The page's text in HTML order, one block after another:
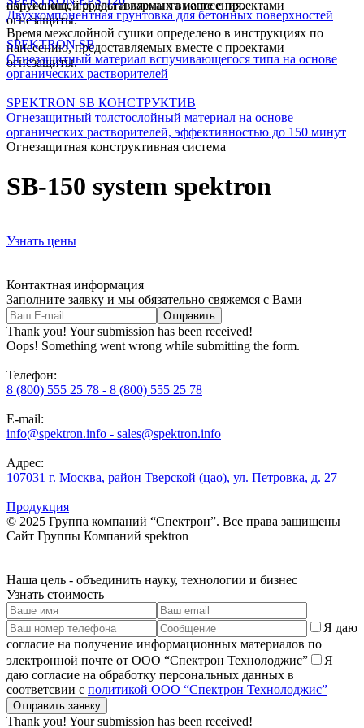
нанесению, предоставляемых вместе с проектами
огнезащиты.
окружающей среды и варианта нанесения.
Время межслойной сушки определено в инструкциях по
нанесению, предоставляемых вместе с проектами
огнезащиты.
Двухкомпонентная грунтовка для бетонных поверхностей
SPEKTRON SB
Огнезащитный материал вспучивающегося типа на основе
органических растворителей
SPEKTRON SB КОНСТРУКТИВ
Огнезащитный толстослойный материал на основе
органических растворителей, эффективностью до 150 минут
Огнезащитная конструктивная система
SB-150 system spektron
Узнать цены
Контактная информация
Заполните заявку и мы обязательно свяжемся с Вами
Thank you! Your submission has been received!
Oops! Something went wrong while submitting the form.
Телефон:
8 (800) 555 25 78 - 8 (800) 555 25 78
E-mail:
info@spektron.info - sales@spektron.info
Адрес:
107031 г. Москва, район Тверской (цао), ул. Петровка, д. 27
Продукция
© 2025 Группа компаний “Спектрон”. Все права защищены
Cайт Группы Компаний spektron
Наша цель - объединить науку, технологии и бизнес
Узнать стоимость
Я даю
согласие на получение информационных материалов по
электронной почте от ООО “Спектрон Технолоджис”
Я
даю согласие на обработку персональных данных в
соответсвии с политикой ООО “Спектрон Технолоджис”
Thank you! Your submission has been received!